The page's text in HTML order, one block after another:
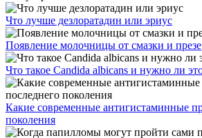
Что лучше дезлоратадин или эриус
Появление молочницы от смазки и
Что такое Candida albicans и нужно ли
Какие современные антигистаминные
поколения